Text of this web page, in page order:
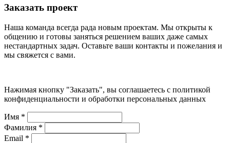
Заказать проект
Наша команда всегда рада новым проектам. Мы открыты к
общению и готовы заняться решением ваших даже самых
нестандартных задач. Оставьте ваши контакты и пожелания и
мы свяжется с вами.
Нажимая кнопку "Заказать", вы соглашаетесь с политикой
конфиденциальности и обработки персональных данных
Имя *
Фамилия *
Email *